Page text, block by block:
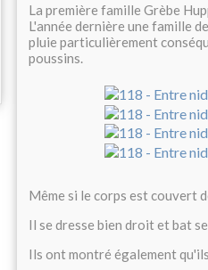
La première famille Grèbe
L'année dernière une famille
pluie particulièrement
poussins.
Même si le corps est couvert
Il se dresse bien droit et bat
Ils ont montré également